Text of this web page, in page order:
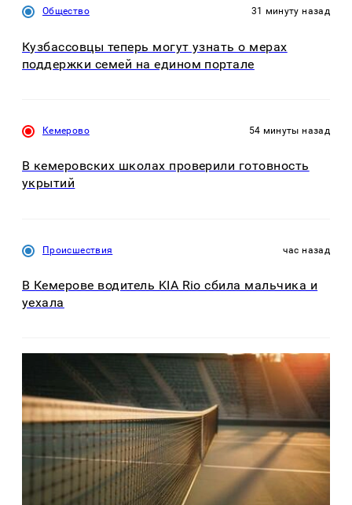
Общество 31 минуту назад
Кузбассовцы теперь могут узнать о мерах
поддержки семей на едином портале
Кемерово 54 минуты назад
В кемеровских школах проверили готовность
укрытий
Происшествия час назад
В Кемерове водитель KIA Rio сбила мальчика и
уехала